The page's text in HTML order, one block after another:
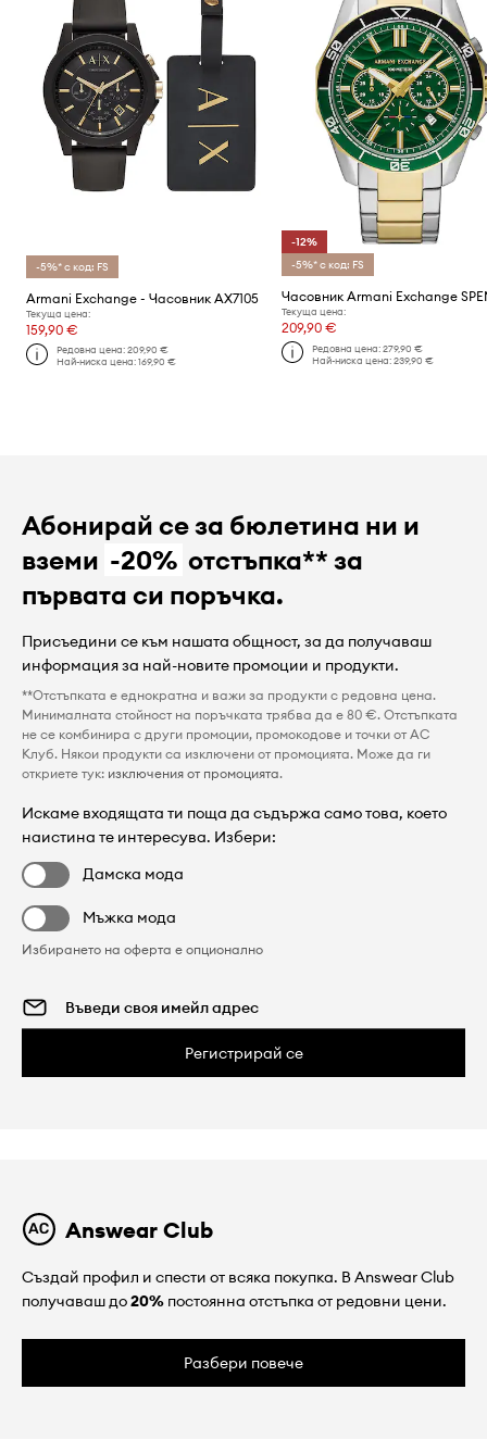
-5%* с код: FS
Armani Exchange - Часовник AX7105
Текуща цена:
159,90 €
Редовна цена:209,90 €
Най-ниска цена:169,90 €
-12%
-5%* с код: FS
Часовник Armani Exchange
Текуща цена:
209,90 €
Редовна цена: 279,90 €
Най-ниска цена: 239,90 €
Абонирай се за бюлетина ни и
вземи -20% отстъпка** за
първата си поръчка.
Присъедини се към нашата общност, за да получаваш
информация за най-новите промоции и продукти.
**Отстъпката е еднократна и важи за продукти с редовна цена.
Минималната стойност на поръчката трябва да е 80 €. Отстъпката
не се комбинира с други промоции, промокодове и точки от AC
Клуб. Някои продукти са изключени от промоцията. Може да ги
откриете тук: изключения от промоцията.
Искаме входящата ти поща да съдържа само това, което
наистина те интересува. Избери:
Дамска мода
Мъжка мода
Избирането на оферта е опционално
Регистрирай се
Answear Club
Създай профил и спести от всяка покупка. В Answear Club
получаваш до20% постоянна отстъпка от редовни цени.
Разбери повече